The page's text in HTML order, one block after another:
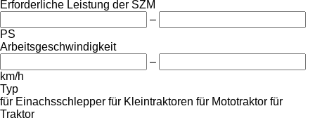
Erforderliche Leistung der SZM
–
PS
Arbeitsgeschwindigkeit
–
km/h
Typ
für Einachsschlepper für Kleintraktoren für Mototraktor für
Traktor